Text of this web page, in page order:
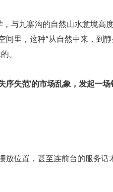
与九寨沟的自然山水意境高
间里，这种“从自然中来，到
。
序失范’的市场乱象，发起一场
放位置，甚至连前台的服务话